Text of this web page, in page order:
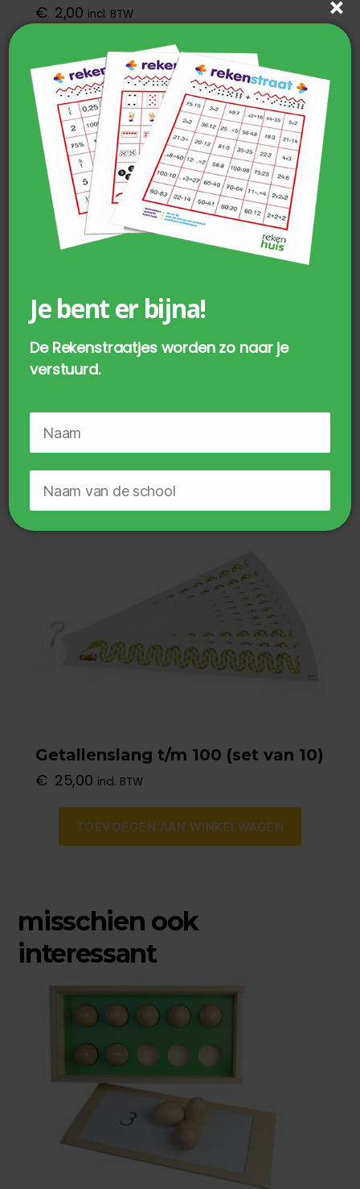
€ 2,00 incl. BTW
OPTIES SELECTEREN
productpagina
Rekenstraat Pakket Supertafels 2 t/m
TOEVOEGEN AAN WINKELWAGEN
Getallenslang t/m 100 (set van 10)
€ 25,00 incl. BTW
TOEVOEGEN AAN WINKELWAGEN
misschien ook
interessant
Je bent er bijna!
De Rekenstraatjes worden zo naar je
verstuurd.
Geen zorgen, je gegevens zijn veilig.
Door te downloaden ga je akkoord met
privacy beleid.